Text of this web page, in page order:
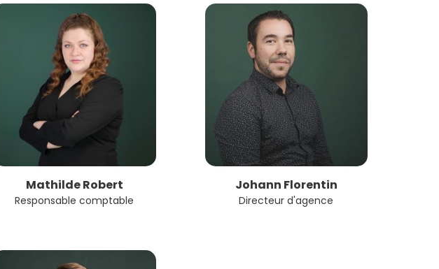
Mathilde Robert
Responsable comptable
Johann Florentin
Directeur d'agence